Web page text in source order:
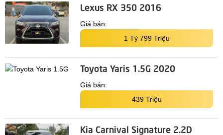
Lexus RX 350 2016
Giá bán:
1 Tỷ 799 Triệu
Toyota Yaris 1.5G 2020
Giá bán:
439 Triệu
Kia Carnival Signature 2.2D